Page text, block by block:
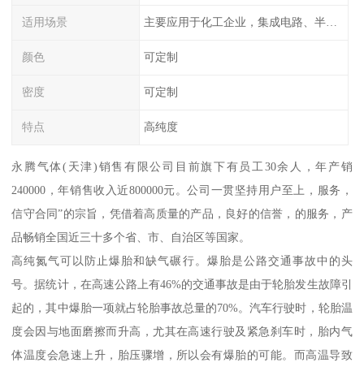
适用场景 主要应用于化工企业，集成电路、半导体、光伏电池
颜色 可定制
密度 可定制
特点 高纯度
永腾气体(天津)销售有限公司目前旗下有员工30余人，年产销
240000，年销售收入近800000元。公司一贯坚持用户至上，服务，
信守合同”的宗旨，凭借着高质量的产品，良好的信誉，的服务，产
品畅销全国近三十多个省、市、自治区等国家。
高纯氮气可以防止爆胎和缺气碾行。爆胎是公路交通事故中的头
号。据统计，在高速公路上有46%的交通事故是由于轮胎发生故障引
起的，其中爆胎一项就占轮胎事故总量的70%。汽车行驶时，轮胎温
度会因与地面磨擦而升高，尤其在高速行驶及紧急刹车时，胎内气
体温度会急速上升，胎压骤增，所以会有爆胎的可能。而高温导致